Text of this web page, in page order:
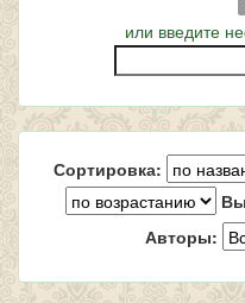
или введите
Сортировка:
Авторы: